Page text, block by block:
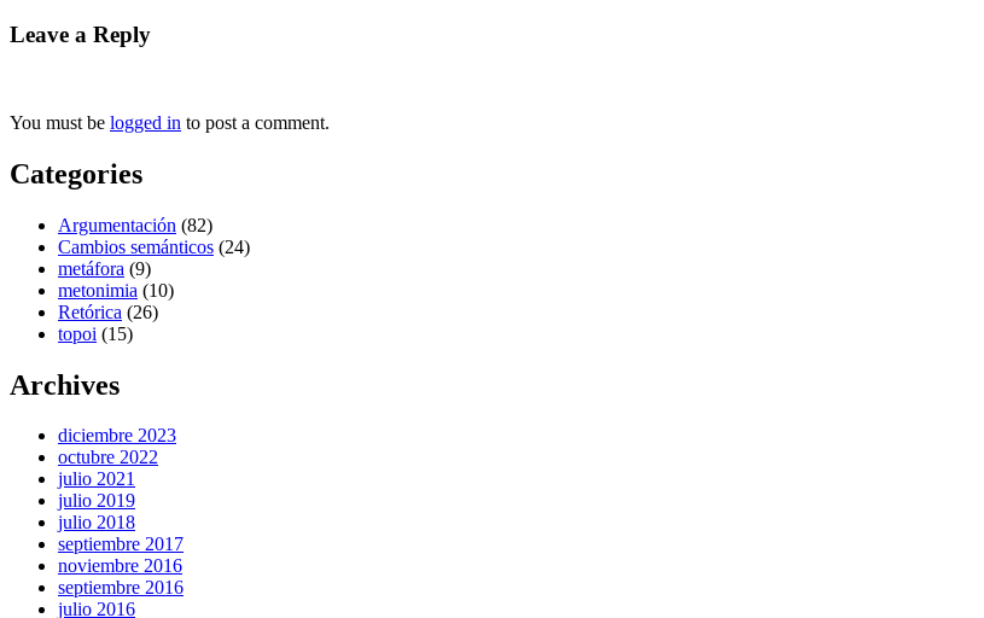
Leave a Reply
You must be logged in to post a comment.
Categories
Argumentación (82)
Cambios semánticos (24)
metáfora (9)
metonimia (10)
Retórica (26)
topoi (15)
Archives
diciembre 2023
octubre 2022
julio 2021
julio 2019
julio 2018
septiembre 2017
noviembre 2016
septiembre 2016
julio 2016